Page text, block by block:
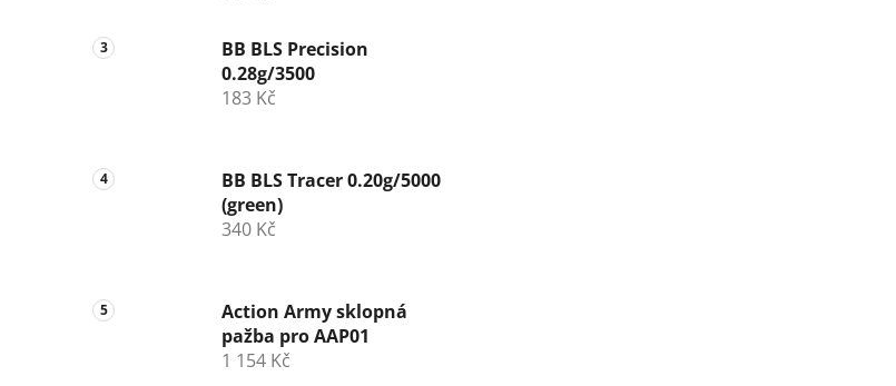
n
e
BB BLS Precision
0.28g/3500
183 Kč
BB BLS Tracer 0.20g/5000
(green)
340 Kč
Action Army sklopná
pažba pro AAP01
1 154 Kč